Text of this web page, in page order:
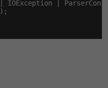
| IOException |